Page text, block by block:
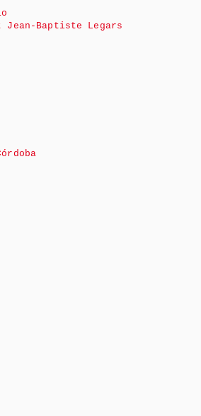
Baptiste Legars